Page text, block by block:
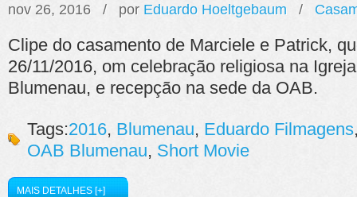
nov 26, 2016 / por Eduardo Hoeltgebaum /
Clipe do casamento de Marciele e Patrick,
26/11/2016, om celebração religiosa na
Blumenau, e recepção na sede da OAB.
Tags:2016, Blumenau, Eduardo Filmagens
OAB Blumenau, Short Movie
MAIS DETALHES [+]